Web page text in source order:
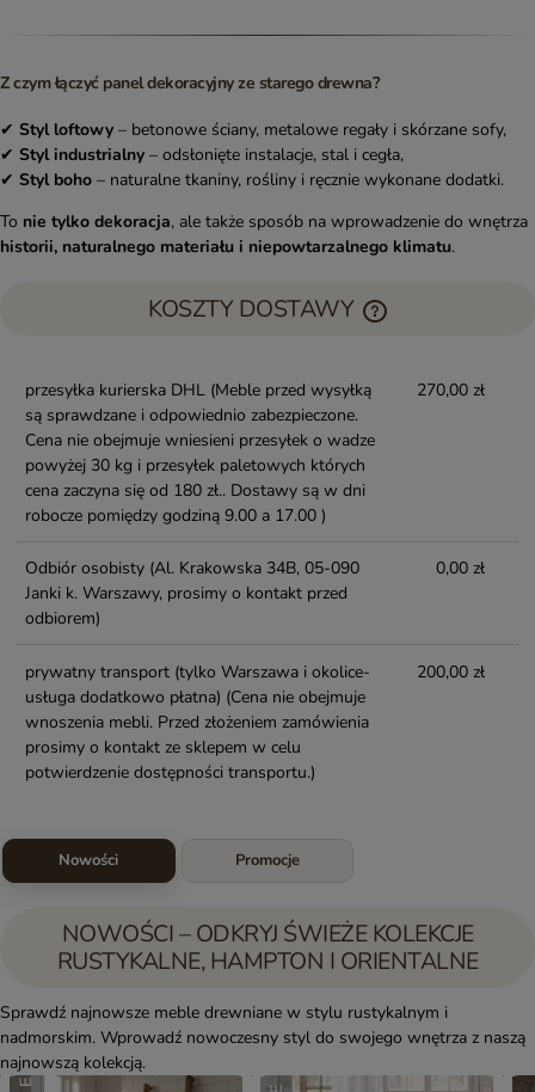
Z czym łączyć panel dekoracyjny ze starego drewna?
✔ Styl loftowy – betonowe ściany, metalowe regały i skórzane sofy,
✔ Styl industrialny – odsłonięte instalacje, stal i cegła,
✔ Styl boho – naturalne tkaniny, rośliny i ręcznie wykonane dodatki.
To nie tylko dekoracja, ale także sposób na wprowadzenie do wnętrza
historii, naturalnego materiału i niepowtarzalnego klimatu.
KOSZTY DOSTAWY
przesyłka kurierska DHL (Meble przed wysyłką
są sprawdzane i odpowiednio zabezpieczone.
Cena nie obejmuje wniesieni przesyłek o wadze
powyżej 30 kg i przesyłek paletowych których
cena zaczyna się od 180 zł.. Dostawy są w dni
robocze pomiędzy godziną 9.00 a 17.00 )
270,00 zł
Odbiór osobisty (Al. Krakowska 34B, 05-090
Janki k. Warszawy, prosimy o kontakt przed
odbiorem)
0,00 zł
prywatny transport (tylko Warszawa i okolice-
usługa dodatkowo płatna) (Cena nie obejmuje
wnoszenia mebli. Przed złożeniem zamówienia
prosimy o kontakt ze sklepem w celu
potwierdzenie dostępności transportu.)
200,00 zł
Nowości Promocje
NOWOŚCI – ODKRYJ ŚWIEŻE KOLEKCJE
RUSTYKALNE, HAMPTON I ORIENTALNE
Sprawdź najnowsze meble drewniane w stylu rustykalnym i
nadmorskim. Wprowadź nowoczesny styl do swojego wnętrza z naszą
najnowszą kolekcją.